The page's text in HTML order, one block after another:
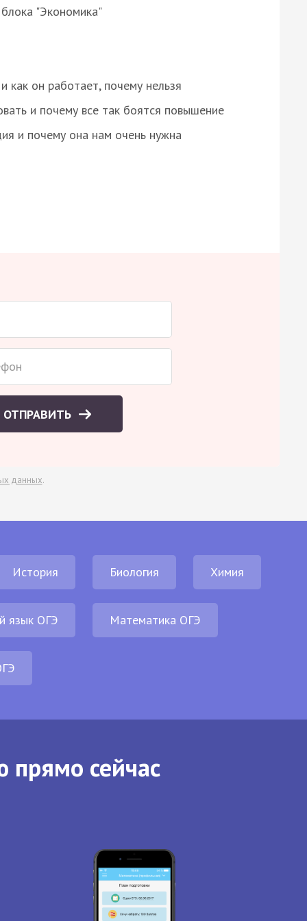
"Экономика"
как он работает, почему нельзя
и почему все так боятся повышение
и почему она нам очень нужна
ОТПРАВИТЬ
данных.
История Биология Химия
язык ОГЭ Математика ОГЭ
прямо сейчас